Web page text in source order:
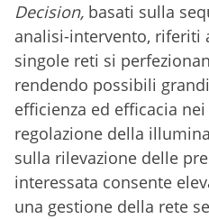
Decision, basati sulla
analisi-intervento, riferiti
singole reti si
rendendo possibili
efficienza ed efficacia
regolazione della
sulla rilevazione delle
interessata consente
una gestione della rete